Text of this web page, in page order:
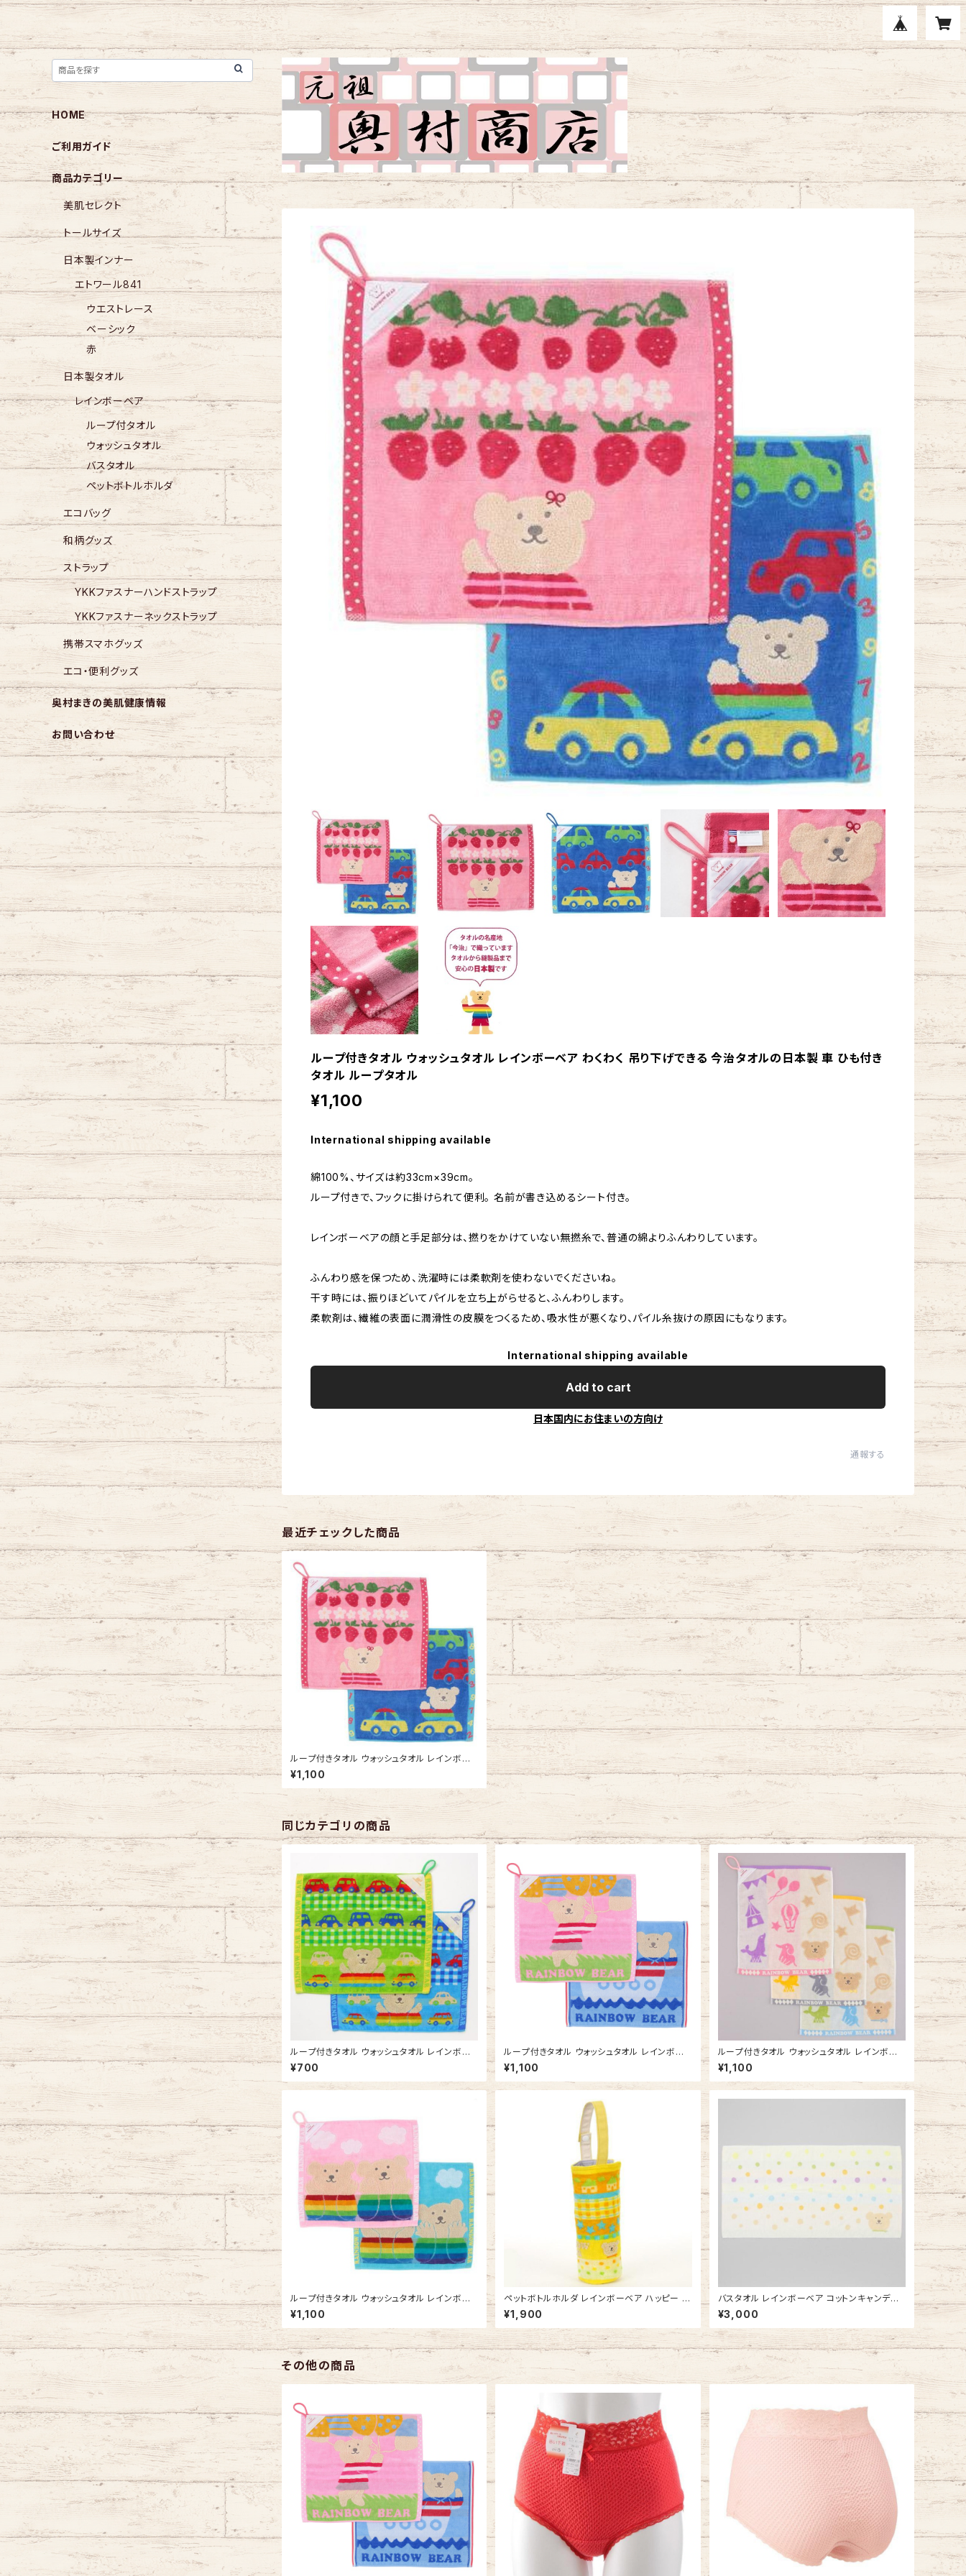
ループ付きタオル ウォッシュタオル レインボーベア わくわく 吊り下げできる 今治タオルの日本製 車 ひも付き
タオル ループタオル
¥1,100
International shipping available
綿100%、サイズは約33cm×39cm。
ループ付きで、フックに掛けられて便利。 名前が書き込めるシート付き。
レインボーベアの顔と手足部分は、撚りをかけていない無撚糸で、普通の綿よりふんわりしています。
ふんわり感を保つため、洗濯時には柔軟剤を使わないでくださいね。
干す時には、振りほどいてパイルを立ち上がらせると、ふんわりします。
柔軟剤は、繊維の表面に潤滑性の皮膜をつくるため、吸水性が悪くなり、パイル糸抜けの原因にもなります。
International shipping available
Add to cart
日本国内にお住まいの方向け
通報する
最近チェックした商品
ループ付きタオル ウォッシュタオル レインボー
ベア わくわく 吊り下げできる 今治タオルの日本
製 車 ひも付きタオル ループタオル
¥1,100
同じカテゴリの商品
ループ付きタオル ウォッシュタオル レインボー
ベア ゴーゴーミニカー 吊り下げできる 今治タ
オルの日本製 車 ひも付きタオル ループタオル
¥700
ループ付きタオル ウォッシュタオル レインボー
ベア ストーリー 吊り下げできる 今治タオルの
日本製 車 ひも付きタオル ループタオル
¥1,100
ループ付きタオル ウォッシュタオル レインボー
ベア サーカス 吊り下げできる 今治タオルの日
本製 車 ひも付きタオル ループタオル
¥1,100
ループ付きタオル ウォッシュタオル レインボー
ベア デイズ3 吊り下げできる 今治タオルの日
本製 車 ひも付きタオル ループタオル
¥1,100
ペットボトルホルダ レインボーベア ハッピー ペ
ットボトルケース 今治タオルの日本製
¥1,900
バスタオル レインボーベア コットンキャンディ
タオルケット 今治タオルの日本製 ふかふか
¥3,000
その他の商品
HOME
ご利用ガイド
商品カテゴリー
美肌セレクト
トールサイズ
日本製インナー
エトワール841
ウエストレース
ベーシック
赤
日本製タオル
レインボーベア
ループ付タオル
ウォッシュタオル
バスタオル
ペットボトルホルダ
エコバッグ
和柄グッズ
ストラップ
YKKファスナーハンドストラップ
YKKファスナーネックストラップ
携帯スマホグッズ
エコ・便利グッズ
奥村まきの美肌健康情報
お問い合わせ